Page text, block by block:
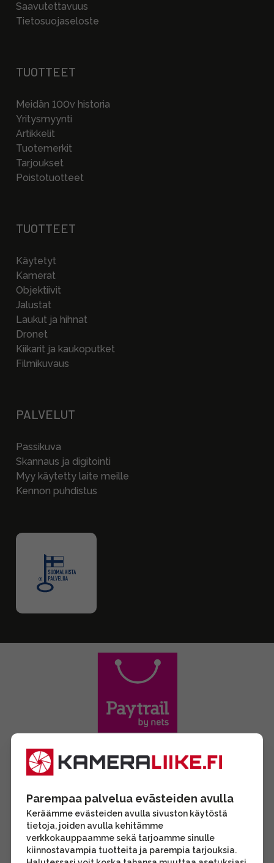
Saavutettavuus
Tietosuojaseloste
TUOTTEET
Meidän 100v historia
Yritysmyynti
Artikkelit
Tuotemerkit
Tarjoukset
Poistotuotteet
TUOTTEET
Käytetyt
Kamerat
Objektiivit
Jalustat
Laukut ja hihnat
Dronet
Kiikarit ja kaukoputket
Filmikuvaus
PALVELUT
Passikuva
Skannaus ja digitointi
Myy käytetty laite meille
Kennon puhdistus
Parempaa palvelua evästeiden avulla
Keräämme evästeiden avulla sivuston käytöstä
tietoja, joiden avulla kehitämme
verkkokauppaamme sekä tarjoamme sinulle
kiinnostavampia tuotteita ja parempia tarjouksia.